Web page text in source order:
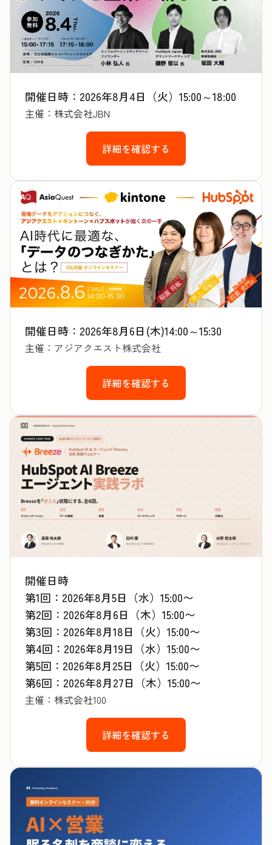
開催日時：2026年8月4日（火）15:00～18:00
主催：株式会社JBN
詳細を確認する
開催日時：2026年8月6日(木)14:00～15:30
主催： アジアクエスト株式会社
詳細を確認する
開催日時
第1回：2026年8月5日（水）15:00〜
第2回：2026年8月6日（木）15:00〜
第3回：2026年8月18日（火）15:00〜
第4回：2026年8月19日（水）15:00〜
第5回：2026年8月25日（火）15:00〜
第6回：2026年8月27日（木）15:00〜
主催：株式会社100
詳細を確認する